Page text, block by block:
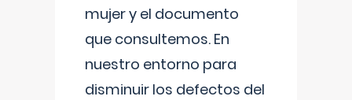
mujer y el documento
que consultemos. En
nuestro entorno para
disminuir los defectos del